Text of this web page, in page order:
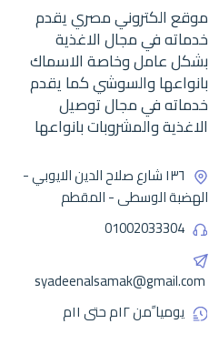
موقع الكتروني مصري يقدم
خدماته في مجال الاغذية
بشكل عامل وخاصة الاسماك
بانواعها والسوشي كما يقدم
خدماته في مجال توصيل
الاغذية والمشروبات بانواعها
١٣٦ شارع صلاح الدين الايوبي -
الهضبة الوسطى - المقطم
01002033304
syadeenalsamak@gmail.com
يوميا ًمن ١٢م حتى ١١م